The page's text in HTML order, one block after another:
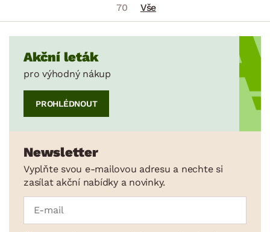
70 Vše
Akční leták
pro výhodný nákup
PROHLÉDNOUT
Newsletter
Vyplňte svou e-mailovou adresu a nechte si
zasílat akční nabídky a novinky.